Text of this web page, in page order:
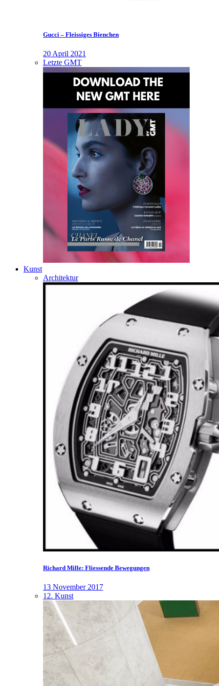
Gucci – Fleissiges Bienchen
20 April 2021
Letzte GMT
Kunst
Architektur
Richard Mille: Fliessende Bewegungen
13 November 2017
12. Kunst